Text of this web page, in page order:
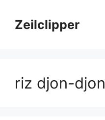
contenuZeilclipper
riz djon-djon